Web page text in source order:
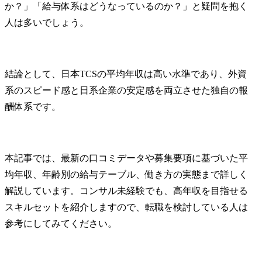
か？」「給与体系はどうなっているのか？」と疑問を抱く
人は多いでしょう。
結論として、日本TCSの平均年収は高い水準であり、外資
系のスピード感と日系企業の安定感を両立させた独自の報
酬体系です。
本記事では、最新の口コミデータや募集要項に基づいた平
均年収、年齢別の給与テーブル、働き方の実態まで詳しく
解説しています。コンサル未経験でも、高年収を目指せる
スキルセットを紹介しますので、転職を検討している人は
参考にしてみてください。